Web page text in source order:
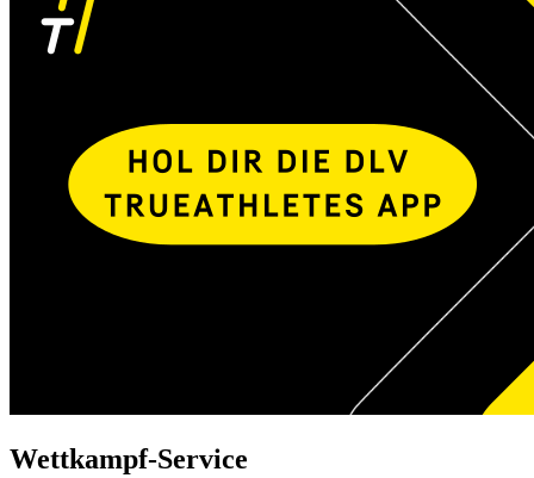
Wettkampf-Service